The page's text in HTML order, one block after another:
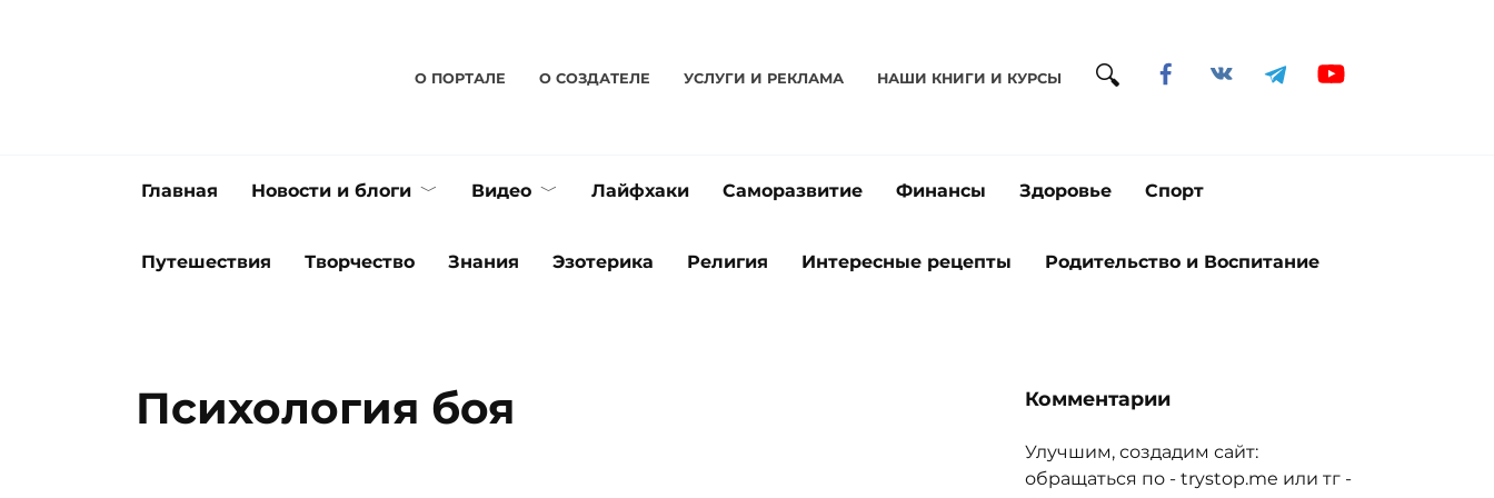
О ПОРТАЛЕ О CОЗДАТЕЛЕ УСЛУГИ И РЕКЛАМА НАШИ КНИГИ И КУРСЫ
Главная Новости и блоги Видео Лайфхаки Саморазвитие Финансы Здоровье Спорт
Путешествия Творчество Знания Эзотерика Религия Интересные рецепты Родительство и Воспитание
Психология боя Комментарии
Улучшим, создадим сайт:
обращаться по - trystop.me или тг -